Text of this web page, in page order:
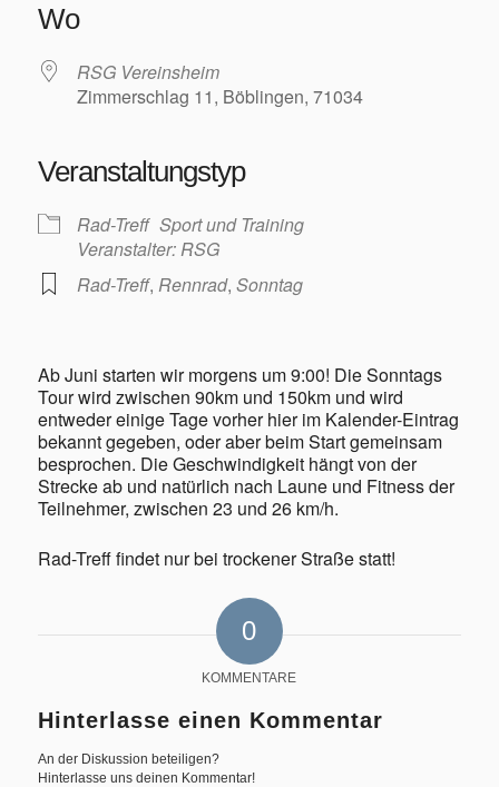
Geschichte
Wo
RSG Vereinsheim
Zimmerschlag 11, Böblingen, 71034
Veranstaltungstyp
Rad-Treff Sport und Training
Veranstalter: RSG
Rad-Treff, Rennrad, Sonntag
Ab Juni starten wir morgens um 9:00! Die Sonntags
Tour wird zwischen 90km und 150km und wird
entweder einige Tage vorher hier im Kalender-Eintrag
bekannt gegeben, oder aber beim Start gemeinsam
besprochen. Die Geschwindigkeit hängt von der
Strecke ab und natürlich nach Laune und Fitness der
Teilnehmer, zwischen 23 und 26 km/h.
Rad-Treff findet nur bei trockener Straße statt!
0
KOMMENTARE
Hinterlasse einen Kommentar
An der Diskussion beteiligen?
Hinterlasse uns deinen Kommentar!